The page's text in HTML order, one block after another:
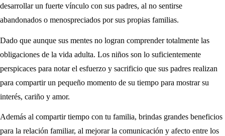
desarrollar un fuerte vínculo con sus padres, al no sentirse
abandonados o menospreciados por sus propias familias.
Dado que aunque sus mentes no logran comprender totalmente las
obligaciones de la vida adulta. Los niños son lo suficientemente
perspicaces para notar el esfuerzo y sacrificio que sus padres realizan
para compartir un pequeño momento de su tiempo para mostrar su
interés, cariño y amor.
Además al compartir tiempo con tu familia, brindas grandes beneficios
para la relación familiar, al mejorar la comunicación y afecto entre los